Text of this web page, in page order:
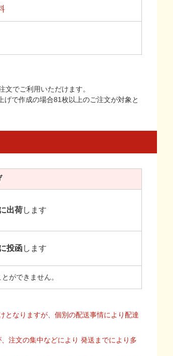
でご利用いただけます。
で作成の場合81枚以上のご注文が対象と
出荷します
投函します
ができません。
となりますが、個別の配送事情により配達
注文の集中などにより 発送までにより多